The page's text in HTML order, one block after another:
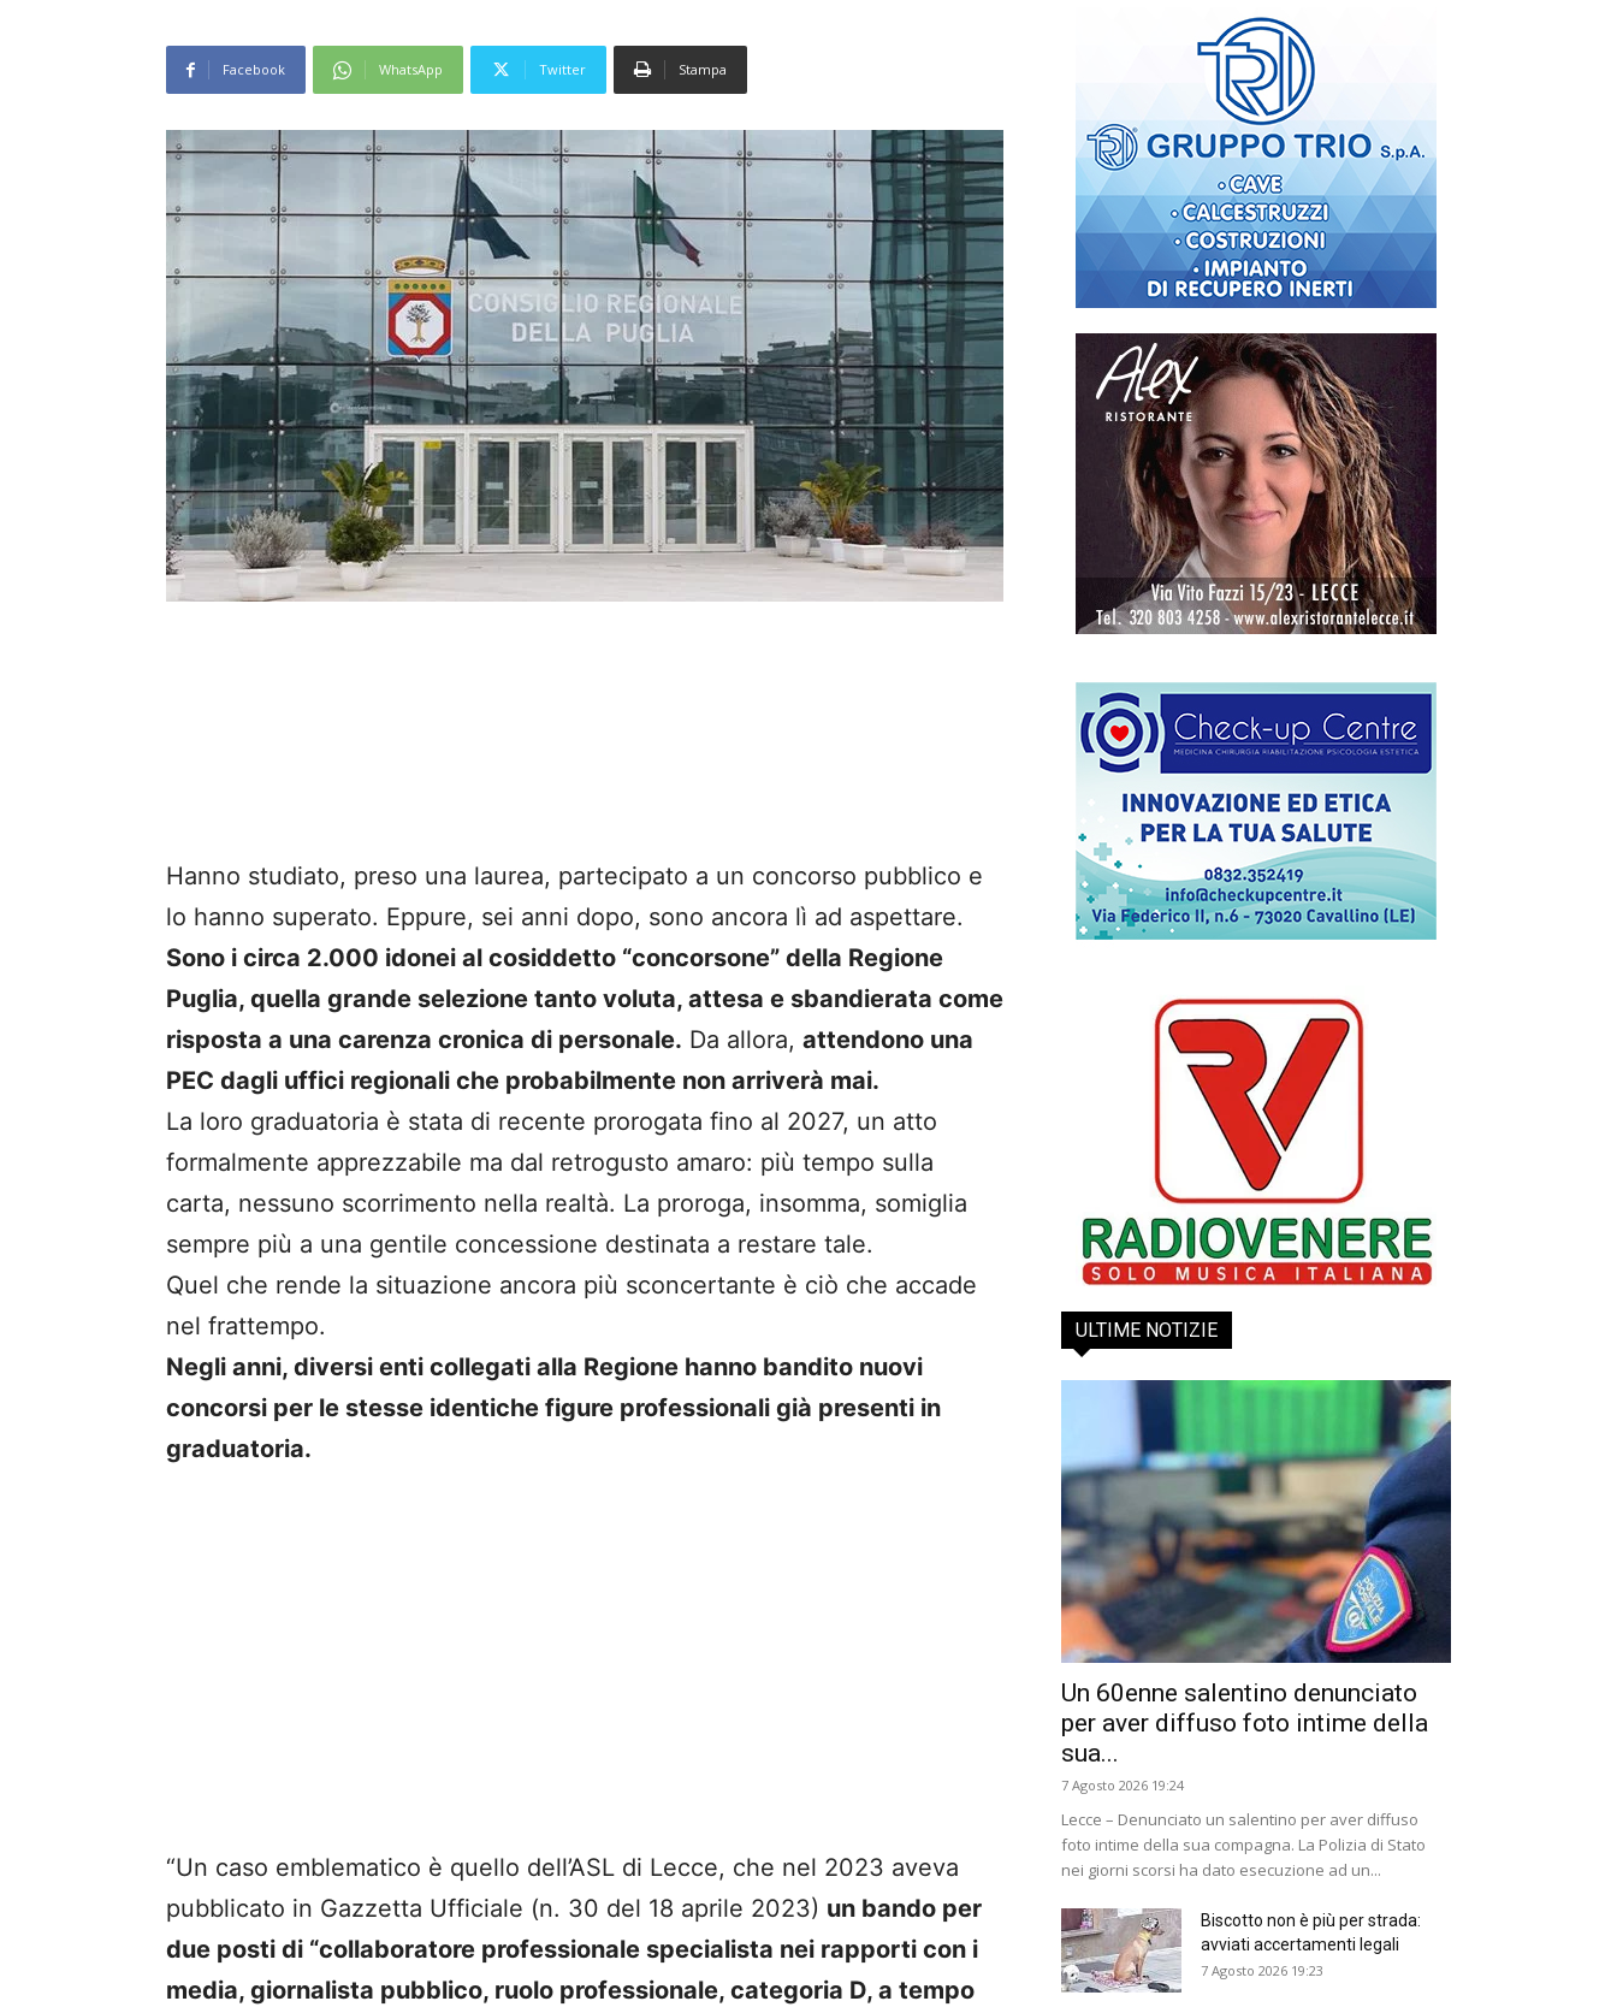
Facebook WhatsApp Twitter Stampa
Hanno studiato, preso una laurea, partecipato a un concorso pubblico e
lo hanno superato. Eppure, sei anni dopo, sono ancora lì ad aspettare.
Sono i circa 2.000 idonei al cosiddetto “concorsone” della Regione
Puglia, quella grande selezione tanto voluta, attesa e sbandierata come
risposta a una carenza cronica di personale. Da allora, attendono una
PEC dagli uffici regionali che probabilmente non arriverà mai.
La loro graduatoria è stata di recente prorogata fino al 2027, un atto
formalmente apprezzabile ma dal retrogusto amaro: più tempo sulla
carta, nessuno scorrimento nella realtà. La proroga, insomma, somiglia
sempre più a una gentile concessione destinata a restare tale.
Quel che rende la situazione ancora più sconcertante è ciò che accade
nel frattempo.
Negli anni, diversi enti collegati alla Regione hanno bandito nuovi
concorsi per le stesse identiche figure professionali già presenti in
graduatoria.
“Un caso emblematico è quello dell’ASL di Lecce, che nel 2023 aveva
pubblicato in Gazzetta Ufficiale (n. 30 del 18 aprile 2023) un bando per
due posti di “collaboratore professionale specialista nei rapporti con i
media, giornalista pubblico, ruolo professionale, categoria D, a tempo
ULTIME NOTIZIE
Un 60enne salentino denunciato
per aver diffuso foto intime della
sua...
7 Agosto 2026 19:24
Lecce – Denunciato un salentino per aver diffuso
foto intime della sua compagna. La Polizia di Stato
nei giorni scorsi ha dato esecuzione ad un...
Biscotto non è più per strada:
avviati accertamenti legali
7 Agosto 2026 19:23